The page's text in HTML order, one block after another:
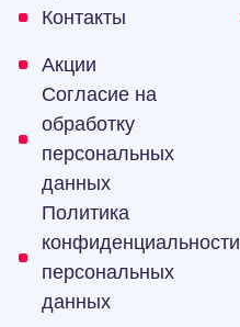
Контакты
Акции
Согласие на
обработку
персональных
данных
Политика
конфиденциальности
персональных
данных